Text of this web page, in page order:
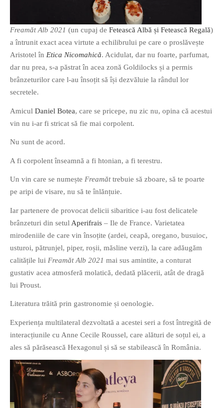
Freamăt Alb 2021 (un cupaj de Fetească Albă și Fetească Regală)
a întrunit exact acea virtute a echilibrului pe care o proslăvește
Aristotel în Etica Nicomahică. Acidulat, dar nu foarte, parfumat,
dar nu prea, s-a păstrat în acea zonă Goldilocks și a permis
brânzeturilor care l-au însoțit să își dezvăluie la rândul lor
secretele.
Amicul Daniel Botea, care se pricepe, nu zic nu, opina că acestui
vin nu i-ar fi stricat să fie mai corpolent.
Nu sunt de acord.
A fi corpolent înseamnă a fi htonian, a fi terestru.
Un vin care se numește Freamăttrebuie să zboare, să te poarte
pe aripi de visare, nu să te înlănțuie.
Iar partenere de provocat delicii sibaritice i-au fost delicatele
brânzeturi din setul Aperifrais – Ile de France. Varietatea
mirodeniile de care vin însoțite (ardei, ceapă, oregano, busuioc,
usturoi, pătrunjel, piper, roșii, măsline verzi), la care adăugăm
calitățile lui Freamăt Alb 2021 mai sus amintite, a conturat
gustativ acea atmosferă molatică, dedată plăcerii, atât de dragă
lui Proust.
Literatura trăită prin gastronomie și oenologie.
Experiența multilateral dezvoltată a acestei seri a fost întregită de
interacțiunile cu Anne Cecile Roussel, care alături de soțul ei, a
ales să părăsească Hexagonul și să se stabilească în România.